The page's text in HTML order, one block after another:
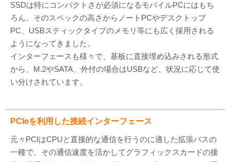
SSDは特にコンパクトさが必須になるモバイルPCにはもち
ろん、そのスペックの高さからノートPCやデスクトップ
PC、USBスティックタイプのメモリ等にも広く採用される
ようになってきました。
インターフェースも様々で、基板に直接埋め込みされる形式
から、M.2やSATA、外付の場合はUSBなど、状況に応じて使
い分けされています。
PCIeを利用した接続インターフェース
元々PCIはCPUと直接的な通信を行うのに適した拡張バスの
一種で、その通信速度を活かしてグラフィックスカードの接